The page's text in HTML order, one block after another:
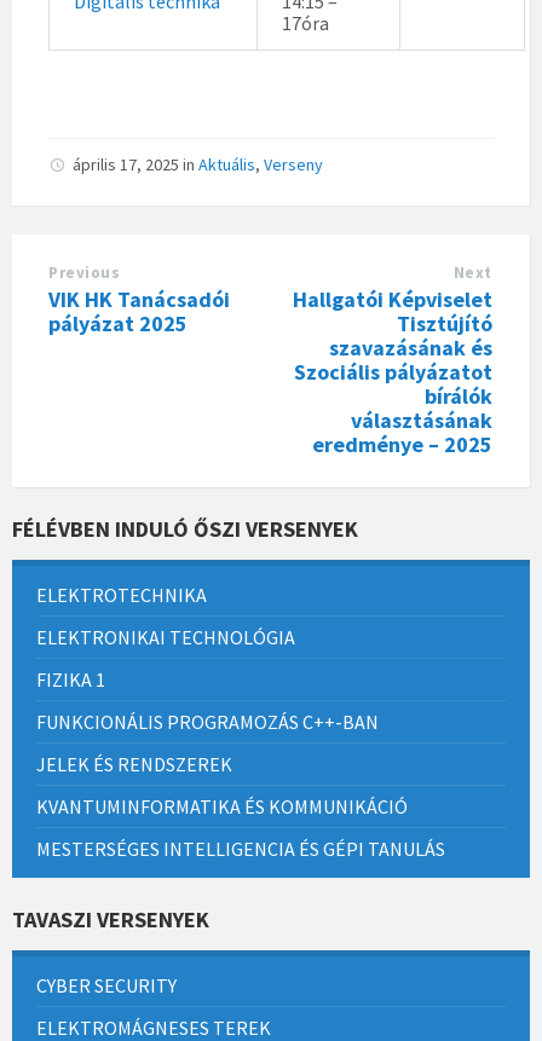
17óra
április 17, 2025 in Aktuális, Verseny
Previous
VIK HK Tanácsadói
pályázat 2025
Next
Hallgatói Képviselet
Tisztújító
szavazásának és
Szociális pályázatot
bírálók
választásának
eredménye – 2025
FÉLÉVBEN INDULÓ ŐSZI VERSENYEK
ELEKTROTECHNIKA
ELEKTRONIKAI TECHNOLÓGIA
FIZIKA 1
FUNKCIONÁLIS PROGRAMOZÁS C++-BAN
JELEK ÉS RENDSZEREK
KVANTUMINFORMATIKA ÉS KOMMUNIKÁCIÓ
MESTERSÉGES INTELLIGENCIA ÉS GÉPI TANULÁS
TAVASZI VERSENYEK
CYBER SECURITY
ELEKTROMÁGNESES TEREK